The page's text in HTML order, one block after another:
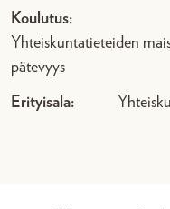
Koulutus:
Yhteiskuntatieteiden
pätevyys
Erityisala: